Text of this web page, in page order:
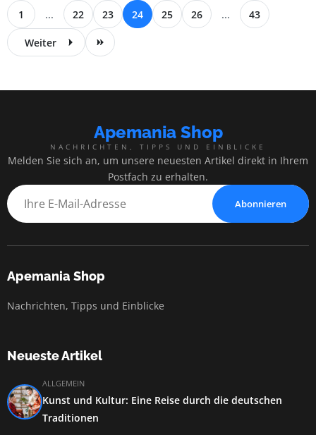
1 ... 22 23 24 25 26 ... 43
Weiter
Apemania Shop
NACHRICHTEN, TIPPS UND EINBLICKE
Melden Sie sich an, um unsere neuesten Artikel direkt in Ihrem
Postfach zu erhalten.
Abonnieren
Apemania Shop
Nachrichten, Tipps und Einblicke
Neueste Artikel
ALLGEMEIN
Kunst und Kultur: Eine Reise durch die deutschen
Traditionen